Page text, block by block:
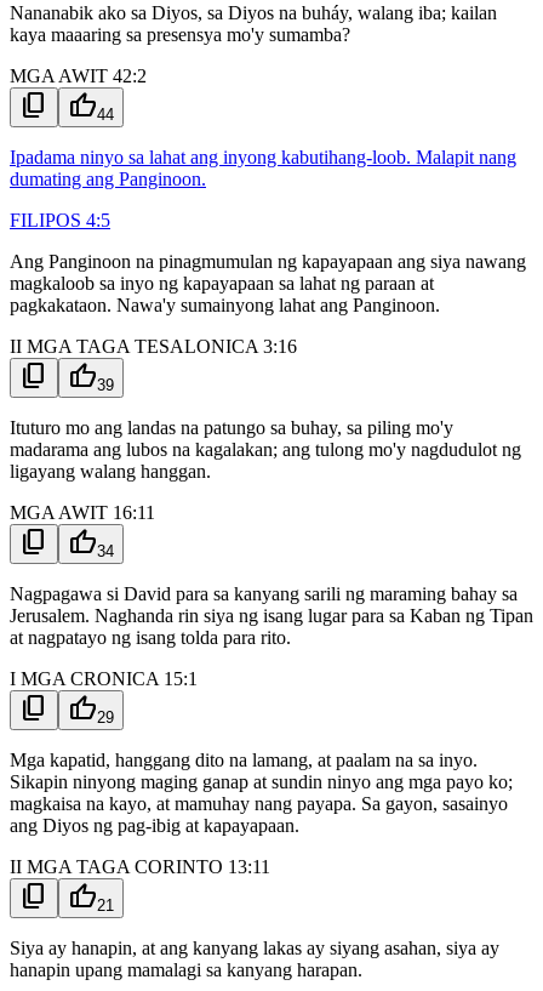
Nananabik ako sa Diyos, sa Diyos na buháy, walang iba; kailan
kaya maaaring sa presensya mo'y sumamba?
MGA AWIT 42:2
content_copy thumb_up44
Ipadama ninyo sa lahat ang inyong kabutihang-loob. Malapit nang
dumating ang Panginoon.
FILIPOS 4:5
Ang Panginoon na pinagmumulan ng kapayapaan ang siya nawang
magkaloob sa inyo ng kapayapaan sa lahat ng paraan at
pagkakataon. Nawa'y sumainyong lahat ang Panginoon.
II MGA TAGA TESALONICA 3:16
content_copy thumb_up39
Ituturo mo ang landas na patungo sa buhay, sa piling mo'y
madarama ang lubos na kagalakan; ang tulong mo'y nagdudulot ng
ligayang walang hanggan.
MGA AWIT 16:11
content_copy thumb_up34
Nagpagawa si David para sa kanyang sarili ng maraming bahay sa
Jerusalem. Naghanda rin siya ng isang lugar para sa Kaban ng Tipan
at nagpatayo ng isang tolda para rito.
I MGA CRONICA 15:1
content_copy thumb_up29
Mga kapatid, hanggang dito na lamang, at paalam na sa inyo.
Sikapin ninyong maging ganap at sundin ninyo ang mga payo ko;
magkaisa na kayo, at mamuhay nang payapa. Sa gayon, sasainyo
ang Diyos ng pag-ibig at kapayapaan.
II MGA TAGA CORINTO 13:11
content_copy thumb_up21
Siya ay hanapin, at ang kanyang lakas ay siyang asahan, siya ay
hanapin upang mamalagi sa kanyang harapan.